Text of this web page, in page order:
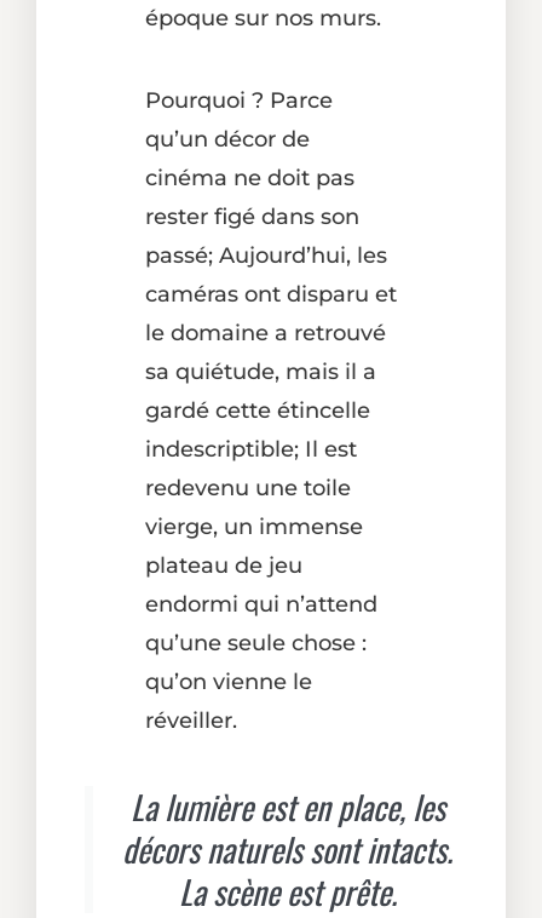
époque sur nos murs.
Pourquoi ? Parce
qu’un décor de
cinéma ne doit pas
rester figé dans son
passé; Aujourd’hui, les
caméras ont disparu et
le domaine a retrouvé
sa quiétude, mais il a
gardé cette étincelle
indescriptible; Il est
redevenu une toile
vierge, un immense
plateau de jeu
endormi qui n’attend
qu’une seule chose :
qu’on vienne le
réveiller.
La lumière est en place, les
décors naturels sont intacts.
La scène est prête.